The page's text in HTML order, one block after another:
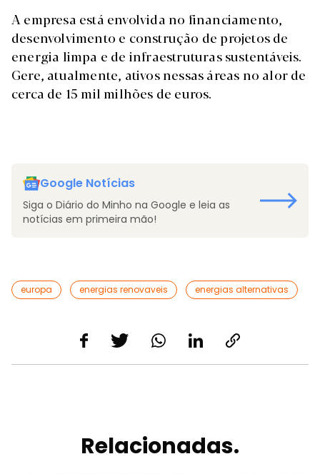
A empresa está envolvida no financiamento,
desenvolvimento e construção de projetos de
energia limpa e de infraestruturas sustentáveis.
Gere, atualmente, ativos nessas áreas no alor de
cerca de 15 mil milhões de euros.
Google Notícias
Siga o Diário do Minho na Google e leia as
notícias em primeira mão!
europa energias renovaveis energias alternativas
Relacionadas.